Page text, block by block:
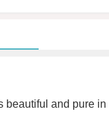
and pure